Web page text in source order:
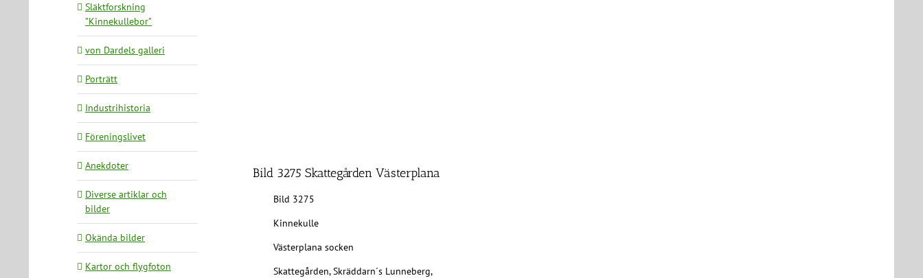
Bild 3275 Skattegården Västerplana
Bild 3275
Kinnekulle
Västerplana socken
Skattegården, Skräddarn´s Lunneberg,
Släktforskning
”Kinnekullebor”
von Dardels galleri
Porträtt
Industrihistoria
Föreningslivet
Anekdoter
Diverse artiklar och
bilder
Okända bilder
Kartor och flygfoton